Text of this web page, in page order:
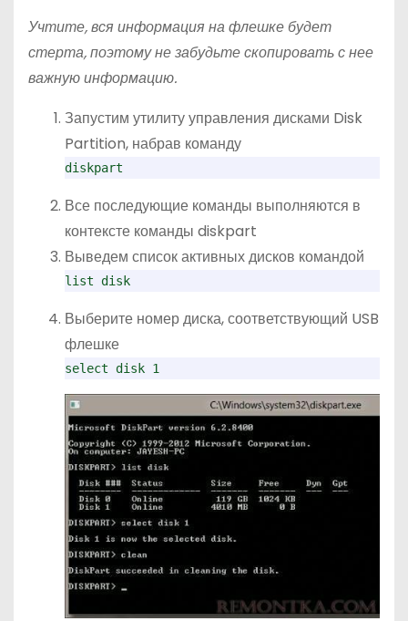
Учтите, вся информация на флешке будет
стерта, поэтому не забудьте скопировать с нее
важную информацию.
Запустим утилиту управления дисками Disk
Partition, набрав команду
diskpart
Все последующие команды выполняются в
контексте команды diskpart
Выведем список активных дисков командой
list disk
Выберите номер диска, соответствующий USB
флешке
select disk 1